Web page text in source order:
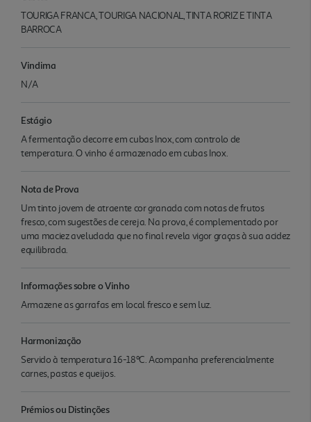
TOURIGA FRANCA, TOURIGA NACIONAL, TINTA RORIZ E TINTA
BARROCA
Vindima
N/A
Estágio
A fermentação decorre em cubas Inox, com controlo de
temperatura. O vinho é armazenado em cubas Inox.
Nota de Prova
Um tinto jovem de atraente cor granada com notas de frutos
fresco, com sugestões de cereja. Na prova, é complementado por
uma maciez aveludada que no final revela vigor graças à sua acidez
equilibrada.
Informações sobre o Vinho
Armazene as garrafas em local fresco e sem luz.
Harmonização
Servido à temperatura 16-18ºC. Acompanha preferencialmente
carnes, pastas e queijos.
Prémios ou Distinções